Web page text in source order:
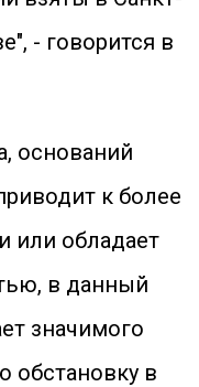
- говорится в
оснований
к более
или обладает
в данный
значимого
обстановку в